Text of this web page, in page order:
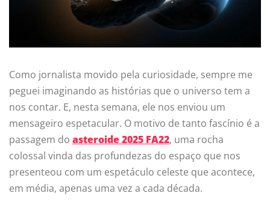
Como jornalista movido pela curiosidade, sempre me
peguei imaginando as histórias que o universo tem a
nos contar. E, nesta semana, ele nos enviou um
mensageiro espetacular. O motivo de tanto fascínio é a
passagem do asteroide 2025 FA22, uma rocha
colossal vinda das profundezas do espaço que nos
presenteou com um espetáculo celeste que acontece,
em média, apenas uma vez a cada década.